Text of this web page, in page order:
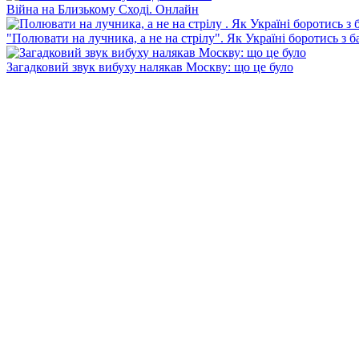
Війна на Близькому Сході. Онлайн
"Полювати на лучника, а не на стрілу". Як Україні боротись з
Загадковий звук вибуху налякав Москву: що це було